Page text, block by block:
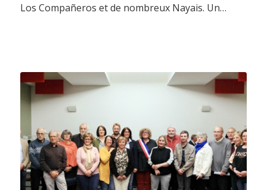
Los Compañeros et de nombreux Nayais. Un…